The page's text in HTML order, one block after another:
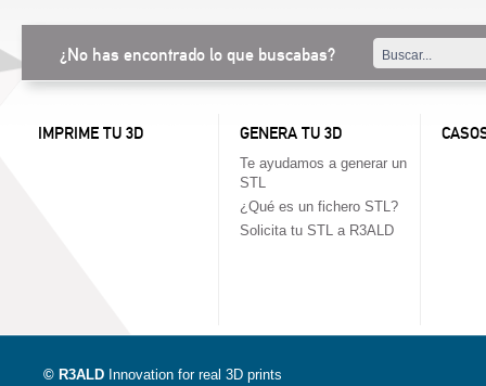
¿No has encontrado lo que buscabas?
IMPRIME TU 3D GENERA TU 3D
Te ayudamos a generar un
STL
¿Qué es un fichero STL?
Solicita tu STL a R3ALD
© R3ALD Innovation for real 3D prints